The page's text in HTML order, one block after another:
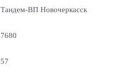
Тандем-ВП Новочеркасск
7680
57